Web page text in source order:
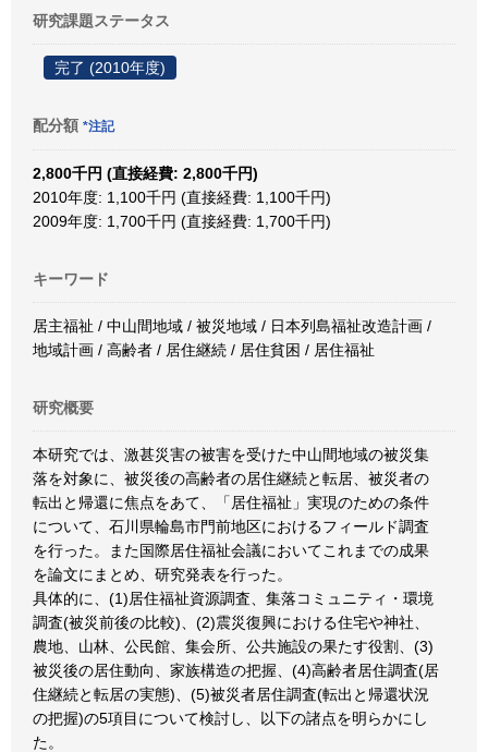
研究課題ステータス
完了 (2010年度)
配分額 *注記
2,800千円 (直接経費: 2,800千円)
2010年度: 1,100千円 (直接経費: 1,100千円)
2009年度: 1,700千円 (直接経費: 1,700千円)
キーワード
居主福祉 / 中山間地域 / 被災地域 / 日本列島福祉改造計画 /
地域計画 / 高齢者 / 居住継続 / 居住貧困 / 居住福祉
研究概要
本研究では、激甚災害の被害を受けた中山間地域の被災集
落を対象に、被災後の高齢者の居住継続と転居、被災者の
転出と帰還に焦点をあて、「居住福祉」実現のための条件
について、石川県輪島市門前地区におけるフィールド調査
を行った。また国際居住福祉会議においてこれまでの成果
を論文にまとめ、研究発表を行った。
具体的に、(1)居住福祉資源調査、集落コミュニティ・環境
調査(被災前後の比較)、(2)震災復興における住宅や神社、
農地、山林、公民館、集会所、公共施設の果たす役割、(3)
被災後の居住動向、家族構造の把握、(4)高齢者居住調査(居
住継続と転居の実態)、(5)被災者居住調査(転出と帰還状況
の把握)の5項目について検討し、以下の諸点を明らかにし
た。